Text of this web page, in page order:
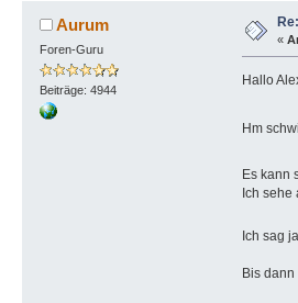
Aurum
Foren-Guru
Beiträge: 4944
«
Hallo
Hm
Es kann
Ich sehe
Ich sag
Bis dann